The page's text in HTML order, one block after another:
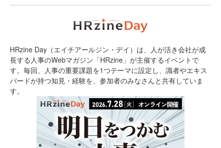
HRzine Day（エイチアールジン・デイ）は、人が活き会社が成
長する人事のWebマガジン「HRzine」が主催するイベントで
す。毎回、人事の重要課題を1つテーマに設定し、識者やエキス
パードが持つ知見・経験を、参加者のみなさんと共有していま
す。